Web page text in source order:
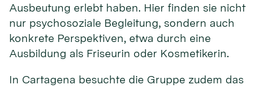
Ausbeutung erlebt haben. Hier finden sie nicht
nur psychosoziale Begleitung, sondern auch
konkrete Perspektiven, etwa durch eine
Ausbildung als Friseurin oder Kosmetikerin.
In Cartagena besuchte die Gruppe zudem das